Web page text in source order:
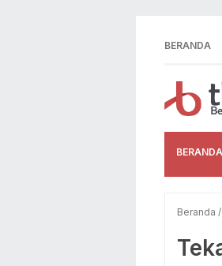
BERANDA
BERANDA
Beranda /